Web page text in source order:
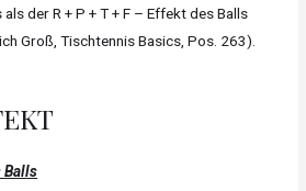
der R + P + T + F – Effekt des Balls
Groß, Tischtennis Basics, Pos. 263).
Balls